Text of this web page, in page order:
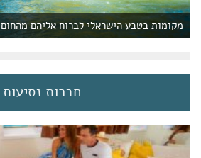
מקומות בטבע הישראלי לברוח אליהם מהחום
חברות נסיעות